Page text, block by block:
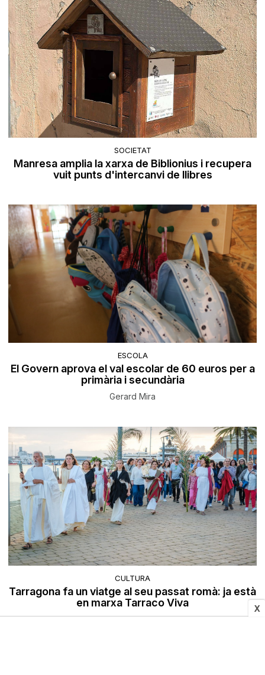
X
SOCIETAT
Manresa amplia la xarxa de Biblionius i recupera
vuit punts d'intercanvi de llibres
ESCOLA
El Govern aprova el val escolar de 60 euros per a
primària i secundària
Gerard Mira
CULTURA
Tarragona fa un viatge al seu passat romà: ja està
en marxa Tarraco Viva
TarragonaDigital